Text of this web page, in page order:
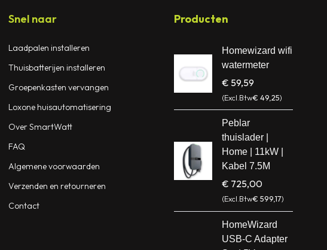
Snel naar
Laadpalen installeren
Thuisbatterijen installeren
Groepenkasten vervangen
Loxone huisautomatisering
Over SmartWatt
FAQ
Algemene voorwaarden
Verzenden en retourneren
Contact
Producten
Homewizard wifi
watermeter
€ 59,59
(Excl.Btw€ 49,25)
Peblar
thuislader |
Home | 11kW |
Kabel 7.5M
€ 725,00
(Excl.Btw€ 599,17)
HomeWizard
USB-C Adapter